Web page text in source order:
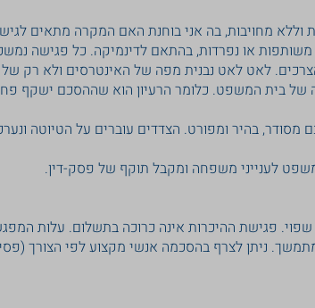
וללא מחויבות, בה אני בוחנת האם המקרה מתאים
או נפרדות, בהתאם לדינמיקה. כל פגישה
לאט לאט נבנית מפה של האינטרסים ולא רק של
של בית המשפט. כלומר הרעיון הוא שההסכם ישקף
בהיר ומפורט. הצדדים עוברים על הטיוטה
לענייני משפחה ומקבל תוקף של פסק-דין.
שפוי. פגישת ההיכרות אינה כרוכה בתשלום. עלות
ניתן לצרף בהסכמה אנשי מקצוע לפי הצורך